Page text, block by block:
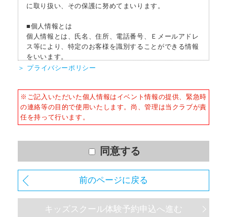
に取り扱い、その保護に努めてまいります。
■個人情報とは
個人情報とは、氏名、住所、電話番号、Ｅメールアドレ
ス等により、特定のお客様を識別することができる情報
をいいます。
かつ適正な方法によりお客様の個人情報を収集いたしま
す。
させて頂きます。また、違法または不当な行為を助長
し、または誘発するおそれがある方法による個人情報の
利用を行いません。
2) ご利用上の諸連絡や利用状況の確認のため
3) 運動プログラム（カウンセリングを含む）等、新商
＞ プライバシーポリシー
※ご記入いただいた個人情報はイベント情報の提供、緊急時
の連絡等の目的で使用いたします。尚、管理は当クラブが責
任を持って行います。
同意する
前のページに戻る
キッズスクール体験予約申込へ進む